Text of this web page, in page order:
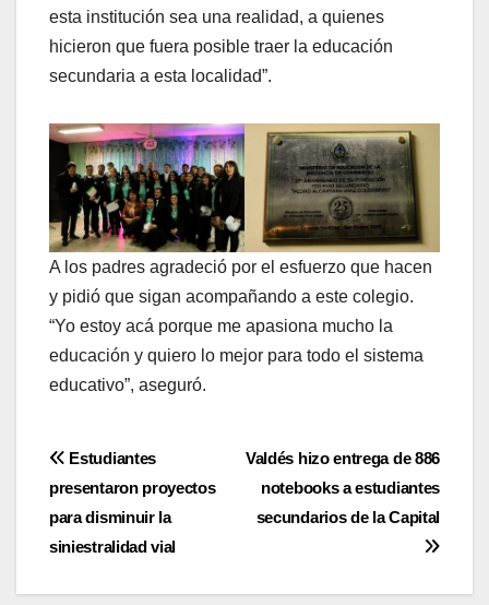
esta institución sea una realidad, a quienes
hicieron que fuera posible traer la educación
secundaria a esta localidad”.
A los padres agradeció por el esfuerzo que hacen
y pidió que sigan acompañando a este colegio.
“Yo estoy acá porque me apasiona mucho la
educación y quiero lo mejor para todo el sistema
educativo”, aseguró.
Navegación
de
entradas
Valdés hizo entrega de 886
notebooks a estudiantes
secundarios de la Capital
Estudiantes
presentaron proyectos
para disminuir la
siniestralidad vial